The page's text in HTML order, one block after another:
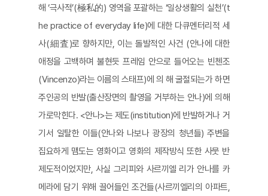
해 ‘극사적’(極私的) 영역을 포괄하는 ‘일상생활의 실천’(t
he practice of everyday life)에 대한 다큐멘터리적 세
사(細査)로 향하지만, 이는 돌발적인 사건 (안나에 대한
애정을 고백하며 불현듯 프레임 안으로 들어오는 빈첸조
(Vincenzo)라는 이름의 스태프)에 의 해 굴절되는가 하면
주인공의 반발(출산장면의 촬영을 거부하는 안나)에 의해
가로막힌다. <안나>는 제도(institution)에 반발하거나 거
기서 일탈한 이들(안나와 나보나 광장의 청년들) 주변을
집요하게 맴도는 영화이고 영화의 제작방식 또한 사뭇 반
제도적이었지만, 사실 그리피와 사르끼엘 리가 안나를 카
메라에 담기 위해 끌어들인 조건들(사르끼엘리의 아파트,